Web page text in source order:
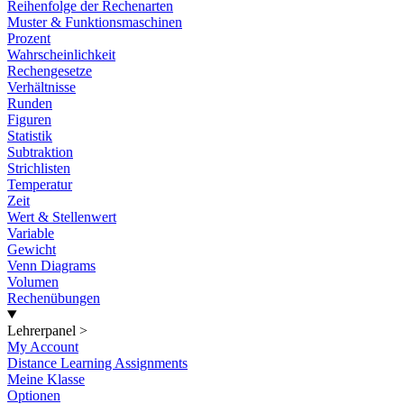
Reihenfolge der Rechenarten
Muster & Funktionsmaschinen
Prozent
Wahrscheinlichkeit
Rechengesetze
Verhältnisse
Runden
Figuren
Statistik
Subtraktion
Strichlisten
Temperatur
Zeit
Wert & Stellenwert
Variable
Gewicht
Venn Diagrams
Volumen
Rechenübungen
Lehrerpanel >
My Account
Distance Learning Assignments
Meine Klasse
Optionen